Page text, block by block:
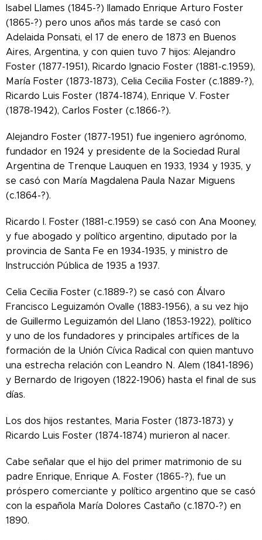
Isabel Llames (1845-?) llamado Enrique Arturo Foster
(1865-?) pero unos años más tarde se casó con
Adelaida Ponsati, el 17 de enero de 1873 en Buenos
Aires, Argentina, y con quien tuvo 7 hijos: Alejandro
Foster (1877-1951), Ricardo Ignacio Foster (1881-c.1959),
María Foster (1873-1873), Celia Cecilia Foster (c.1889-?),
Ricardo Luis Foster (1874-1874), Enrique V. Foster
(1878-1942), Carlos Foster (c.1866-?).
Alejandro Foster (1877-1951) fue ingeniero agrónomo,
fundador en 1924 y presidente de la Sociedad Rural
Argentina de Trenque Lauquen en 1933, 1934 y 1935, y
se casó con María Magdalena Paula Nazar Miguens
(c.1864-?).
Ricardo I. Foster (1881-c.1959) se casó con Ana Mooney,
y fue abogado y político argentino, diputado por la
provincia de Santa Fe en 1934-1935, y ministro de
Instrucción Pública de 1935 a 1937.
Celia Cecilia Foster (c.1889-?) se casó con Álvaro
Francisco Leguizamón Ovalle (1883-1956), a su vez hijo
de Guillermo Leguizamón del Llano (1853-1922), político
y uno de los fundadores y principales artífices de la
formación de la Unión Cívica Radical con quien mantuvo
una estrecha relación con Leandro N. Alem (1841-1896)
y Bernardo de Irigoyen (1822-1906) hasta el final de sus
días.
Los dos hijos restantes, Maria Foster (1873-1873) y
Ricardo Luis Foster (1874-1874) murieron al nacer.
Cabe señalar que el hijo del primer matrimonio de su
padre Enrique, Enrique A. Foster (1865-?), fue un
próspero comerciante y político argentino que se casó
con la española María Dolores Castaño (c.1870-?) en
1890.